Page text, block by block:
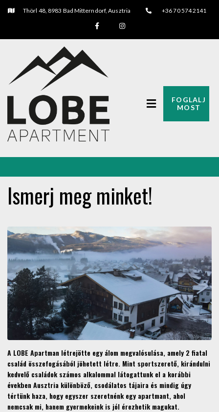
Thörl 48, 8983 Bad Mitterndorf, Ausztria +36 70 574 2141
FOGLALJ
MOST
Ismerj meg minket!
A LOBE Apartman létrejötte egy álom megvalósulása, amely 2 fiatal
család összefogásából jöhetett létre. Mint sportszerető, kirándulni
kedvelő családok számos alkalommal látogattunk el a korábbi
években Ausztria különböző, csodálatos tájaira és mindig úgy
tértünk haza, hogy egyszer szeretnénk egy apartmant, ahol
nemcsak mi, hanem gyermekeink is jól érezhetik magukat.